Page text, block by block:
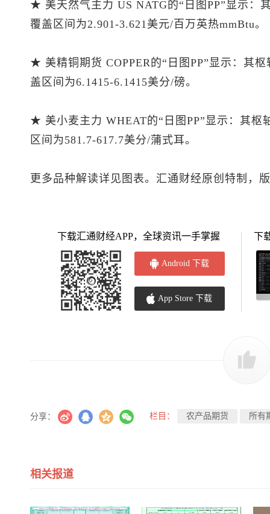
★ 美天然气主力 US NATG的“日图PP”显示：
覆盖区间为2.901-3.621美元/百万英热mmBtu。
★ 美精铜期货 COPPER的“日图PP”显示：其
盖区间为6.1415-6.1415美分/磅。
★ 美小麦主力 WHEAT的“日图PP”显示：其枢
区间为581.7-617.7美分/蒲式耳。
更多品种解读详见图表。汇通财经原创特制，
下载汇通财经APP，全球资讯一手掌握
Android 下载
App Store 下载
下
分享： 栏目： 农产品期货 所有
相关报道